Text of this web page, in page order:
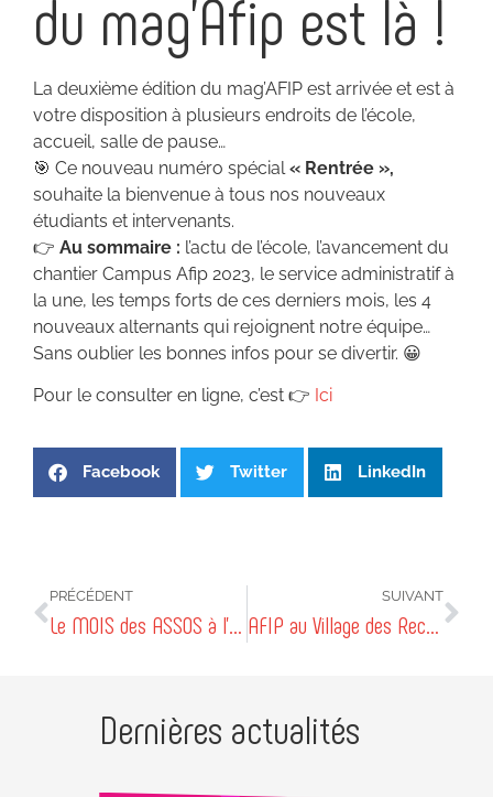
du mag’Afip est là !
La deuxième édition du mag’AFIP est arrivée et est à
votre disposition à plusieurs endroits de l’école,
accueil, salle de pause…
🎯 Ce nouveau numéro spécial« Rentrée »,
souhaite la bienvenue à tous nos nouveaux
étudiants et intervenants.
👉 Au sommaire : l’actu de l’école, l’avancement du
chantier Campus Afip 2023, le service administratif à
la une, les temps forts de ces derniers mois, les 4
nouveaux alternants qui rejoignent notre équipe…
Sans oublier les bonnes infos pour se divertir. 😀
Pour le consulter en ligne, c’est 👉 Ici
Facebook Twitter LinkedIn
PRÉCÉDENT SUIVANT
Dernières actualités